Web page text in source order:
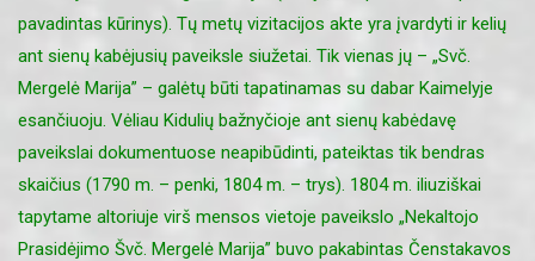
pavadintas kūrinys). Tų metų vizitacijos akte yra įvardyti ir kelių
ant sienų kabėjusių paveiksle siužetai. Tik vienas jų – „Svč.
Mergelė Marija” – galėtų būti tapatinamas su dabar Kaimelyje
esančiuoju. Vėliau Kidulių bažnyčioje ant sienų kabėdavę
paveikslai dokumentuose neapibūdinti, pateiktas tik bendras
skaičius (1790 m. – penki, 1804 m. – trys). 1804 m. iliuziškai
tapytame altoriuje virš mensos vietoje paveikslo „Nekaltojo
Prasidėjimo Švč. Mergelė Marija” buvo pakabintas Čenstakavos